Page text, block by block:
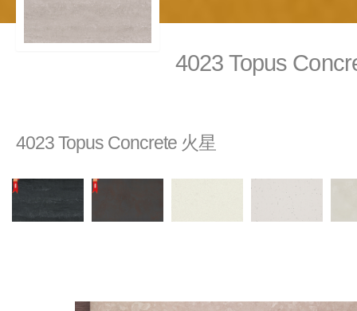
4023 Topus
4023 Topus Concrete 火星